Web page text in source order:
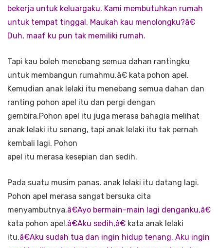
bekerja untuk keluargaku. Kami membutuhkan rumah
untuk tempat tinggal. Maukah kau menolongku?â€
Duh, maaf ku pun tak memiliki rumah.
Tapi kau boleh menebang semua dahan rantingku
untuk membangun rumahmu,â€ kata pohon apel.
Kemudian anak lelaki itu menebang semua dahan dan
ranting pohon apel itu dan pergi dengan
gembira.Pohon apel itu juga merasa bahagia melihat
anak lelaki itu senang, tapi anak lelaki itu tak pernah
kembali lagi. Pohon
apel itu merasa kesepian dan sedih.
Pada suatu musim panas, anak lelaki itu datang lagi.
Pohon apel merasa sangat bersuka cita
menyambutnya.â€Ayo bermain-main lagi denganku,â€
kata pohon apel.â€Aku sedih,â€ kata anak lelaki
itu.â€Aku sudah tua dan ingin hidup tenang. Aku ingin